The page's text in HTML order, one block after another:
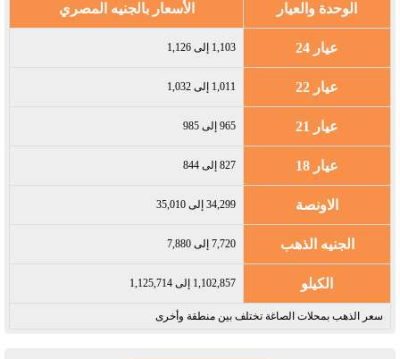
الوحدة والعيار الأسعار بالجنيه المصري
عيار 24 1,103 إلى 1,126
عيار 22 1,011 إلى 1,032
عيار 21 965 إلى 985
عيار 18 827 إلى 844
الاونصة 34,299 إلى 35,010
الجنيه الذهب 7,720 إلى 7,880
الكيلو 1,102,857 إلى 1,125,714
سعر الذهب بمحلات الصاغة تختلف بين منطقة وأخرى